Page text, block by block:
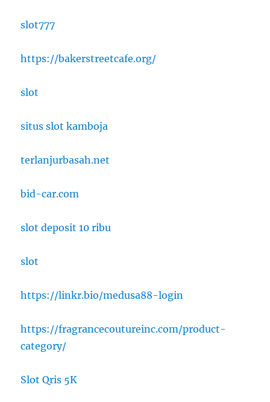
slot777
https://bakerstreetcafe.org/
slot
situs slot kamboja
terlanjurbasah.net
bid-car.com
slot deposit 10 ribu
slot
https://linkr.bio/medusa88-login
https://fragrancecoutureinc.com/product-
category/
Slot Qris 5K